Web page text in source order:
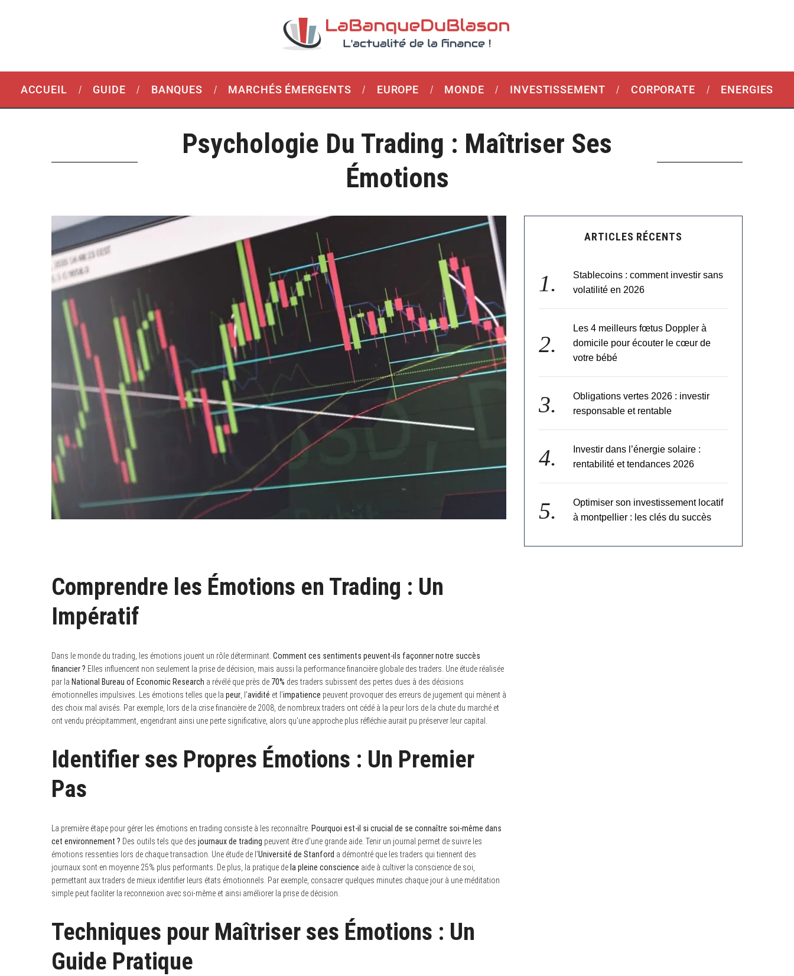
ACCUEIL GUIDE BANQUES MARCHÉS ÉMERGENTS EUROPE MONDE INVESTISSEMENT CORPORATE ENERGIES
Psychologie Du Trading : Maîtriser Ses
Émotions
Comprendre les Émotions en Trading : Un
Impératif
Dans le monde du trading, les émotions jouent un rôle déterminant. Comment ces sentiments peuvent-ils façonner notre succès
financier ? Elles influencent non seulement la prise de décision, mais aussi la performance financière globale des traders. Une étude réalisée
par la National Bureau of Economic Research a révélé que près de 70% des traders subissent des pertes dues à des décisions
émotionnelles impulsives. Les émotions telles que la peur , l’avidité et l’impatience peuvent provoquer des erreurs de jugement qui mènent à
des choix mal avisés. Par exemple, lors de la crise financière de 2008, de nombreux traders ont cédé à la peur lors de la chute du marché et
ont vendu précipitamment, engendrant ainsi une perte significative, alors qu’une approche plus réfléchie aurait pu préserver leur capital.
Identifier ses Propres Émotions : Un Premier
Pas
La première étape pour gérer les émotions en trading consiste à les reconnaître. Pourquoi est-il si crucial de se connaître soi-même dans
cet environnement ? Des outils tels que des journaux de trading peuvent être d’une grande aide. Tenir un journal permet de suivre les
émotions ressenties lors de chaque transaction. Une étude de l’Université de Stanford a démontré que les traders qui tiennent des
journaux sont en moyenne 25% plus performants. De plus, la pratique de la pleine conscience aide à cultiver la conscience de soi,
permettant aux traders de mieux identifier leurs états émotionnels. Par exemple, consacrer quelques minutes chaque jour à une méditation
simple peut faciliter la reconnexion avec soi-même et ainsi améliorer la prise de décision.
Techniques pour Maîtriser ses Émotions : Un
Guide Pratique
ARTICLES RÉCENTS
Stablecoins : comment investir sans
volatilité en 2026
Les 4 meilleurs fœtus Doppler à
domicile pour écouter le cœur de
votre bébé
Obligations vertes 2026 : investir
responsable et rentable
Investir dans l’énergie solaire :
rentabilité et tendances 2026
Optimiser son investissement locatif
à montpellier : les clés du succès